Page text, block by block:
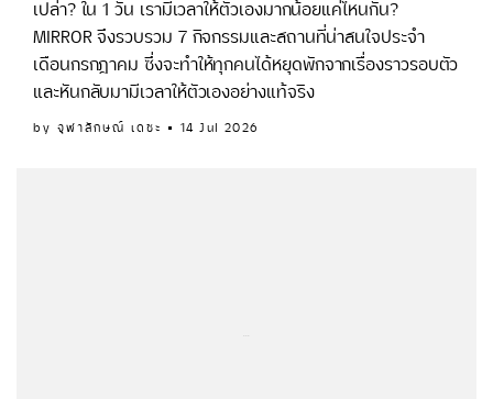
เปล่า? ใน 1 วัน เรามีเวลาให้ตัวเองมากน้อยแค่ไหนกัน?
MIRROR จึงรวบรวม 7 กิจกรรมและสถานที่น่าสนใจประจำ
เดือนกรกฎาคม ซึ่งจะทำให้ทุกคนได้หยุดพักจากเรื่องราวรอบตัว
และหันกลับมามีเวลาให้ตัวเองอย่างแท้จริง
by จุฬาลักษณ์ เดชะ 14 Jul 2026